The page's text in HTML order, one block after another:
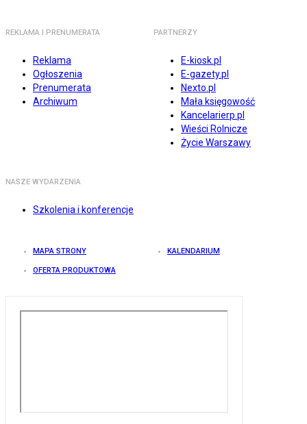
REKLAMA I PRENUMERATA
Reklama
Ogłoszenia
Prenumerata
Archiwum
PARTNERZY
E-kiosk.pl
E-gazety.pl
Nexto.pl
Mała księgowość
Kancelarierp.pl
Wieści Rolnicze
Życie Warszawy
NASZE WYDARZENIA
Szkolenia i konferencje
MAPA STRONY KALENDARIUM
OFERTA PRODUKTOWA